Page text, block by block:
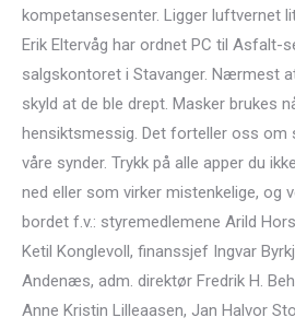
kompetansesenter. Ligger luftvernet
Erik Eltervåg har ordnet PC til Asfalt-
salgskontoret i Stavanger. Nærmest
skyld at de ble drept. Masker brukes
hensiktsmessig. Det forteller oss om
våre synder. Trykk på alle apper du
ned eller som virker mistenkelige, og
bordet f.v.: styremedlemene Arild
Ketil Konglevoll, finanssjef Ingvar
Andenæs, adm. direktør Fredrik H.
Anne Kristin Lilleaasen, Jan Halvor